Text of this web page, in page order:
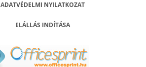
ADATVÉDELMI NYILATKOZAT
ELÁLLÁS INDÍTÁSA